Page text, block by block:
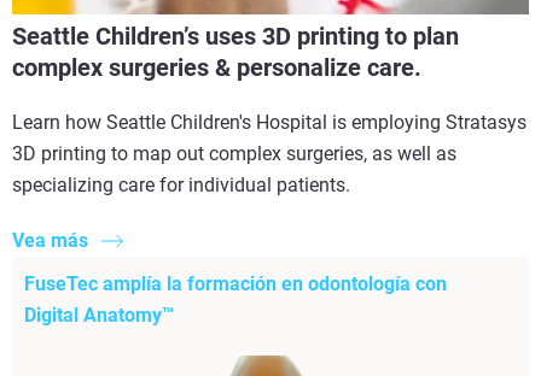
Seattle Children’s uses 3D printing to plan
complex surgeries & personalize care.
Learn how Seattle Children's Hospital is employing Stratasys
3D printing to map out complex surgeries, as well as
specializing care for individual patients.
Vea más
FuseTec amplía la formación en odontología con
Digital Anatomy™